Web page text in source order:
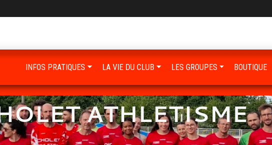
ATHLETISME
INFOS PRATIQUES LA VIE DU CLUB LES GROUPES BOUTIQUE